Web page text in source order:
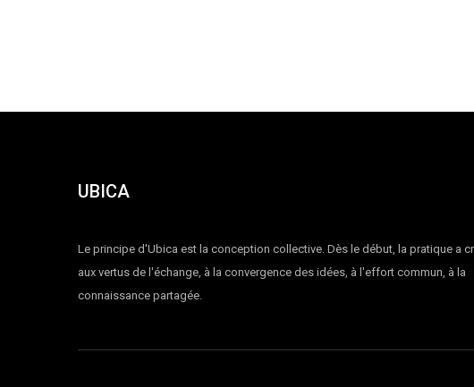
UBICA
Le principe d'Ubica est la conception collective. Dès le début, la pratique a
aux vertus de l'échange, à la convergence des idées, à l'effort commun, à la
connaissance partagée.